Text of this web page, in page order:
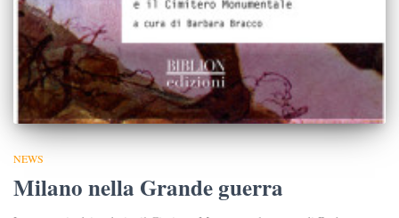
NEWS
Milano nella Grande guerra